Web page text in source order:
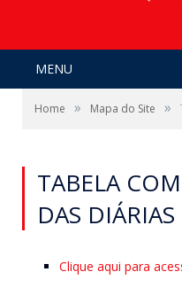
MENU
Home » Mapa do Site »
TABELA
DAS DIÁRIAS
Clique aqui para